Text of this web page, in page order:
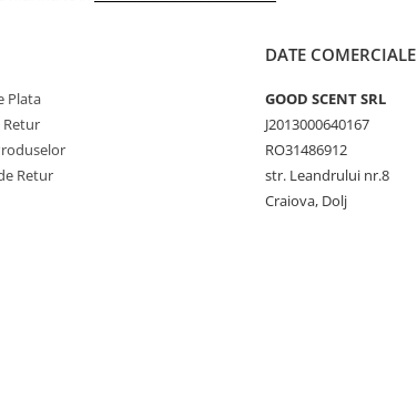
Plata
Retur
Retur
DATE COMERCIALE
GOOD SCENT SRL
J2013000640167
RO31486912
str. Leandrului nr.8
Craiova, Dolj